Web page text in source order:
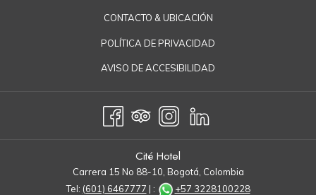
CONTACTO & UBICACIÓN
POLÍTICA DE PRIVACIDAD
AVISO DE ACCESIBILIDAD
Cité Hotel
Carrera 15 No 88-10, Bogotá, Colombia
Tel: (601) 6467777 | : +57 3228100228